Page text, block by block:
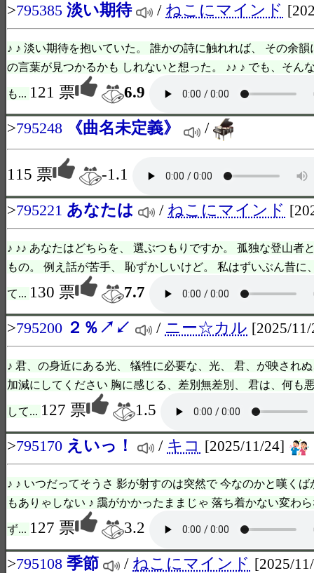
>795385 淡い期待 / ねこにマインド
♪ ♪ 淡い期待を抱いていた。 誰かの詩に触れれば、 その余
の言葉が見つかるかも しれないと想った。 ♪♪ ♪ でも、そん
も... 121 票
6.9
>795248 《曲名未定義》 /
115 票
-1.1
>795221 あなたは / ねこにマインド
♪ ♪♪ あなたはどちらを、 選ぶつもりですか。 孤独な登山者
もの。 例え話が苦手、 恥ずかしいけど。 私はずいぶん昔に
て... 130 票
7.7
>795200 ２％↗↙ / ニー☆カル [2025/
♪ 君、の身近にある光、 犠牲に必要な、光、 君、が映され
加減にしてください 胸に感じる、差別無差別、 君は、何も
して... 127 票
1.5
>795170 えいっ！ / キコ [2025/11/24]
♪ ♪ いつだってそうさ 影が射すのは突然で 今なのかと嘆く
もありゃしない ♪ 靄がかかったままじゃ 落ち着かない変わ
ず... 127 票
3.2
>795108 季節 / ねこにマインド [2025/